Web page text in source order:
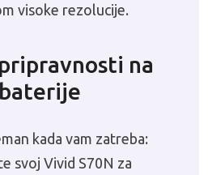
visoke rezolucije.
na
baterije
kada vam zatreba:
svoj Vivid S70N za